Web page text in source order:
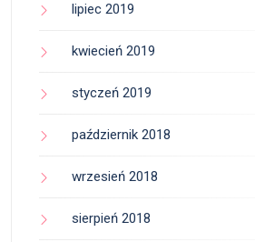
lipiec 2019
kwiecień 2019
styczeń 2019
październik 2018
wrzesień 2018
sierpień 2018